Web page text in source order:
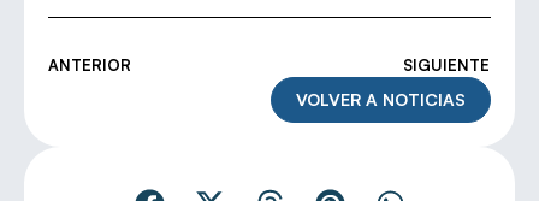
ANTERIOR SIGUIENTE
VOLVER A NOTICIAS